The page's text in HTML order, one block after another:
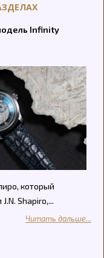
Infinity
который
Shapiro,...
Читать дальше...